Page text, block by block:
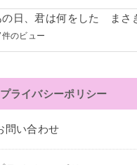
の日、君は何をした まさ
のビュー
プライバシーポリシー
問い合わせ